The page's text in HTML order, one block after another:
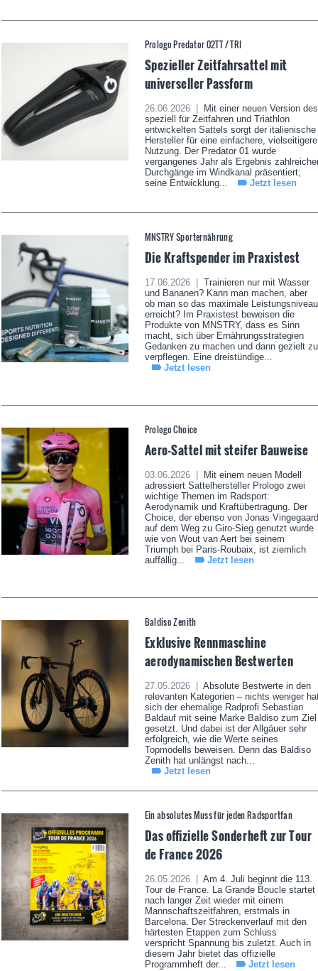
Prologo Predator 02TT / TRI
Spezieller Zeitfahrsattel mit
universeller Passform
26.06.2026 |
Mit einer neuen Version des
speziell für Zeitfahren und Triathlon
entwickelten Sattels sorgt der italienische
Hersteller für eine einfachere, vielseitigere
Nutzung. Der Predator 01 wurde
vergangenes Jahr als Ergebnis
Durchgänge im Windkanal präsentiert;
seine Entwicklung...
Jetzt lesen
MNSTRY Sporternährung
Die Kraftspender im Praxistest
17.06.2026 |
Trainieren nur mit Wasser
und Bananen? Kann man machen, aber
ob man so das maximale Leistungsniveau
erreicht? Im Praxistest beweisen die
Produkte von MNSTRY, dass es Sinn
macht, sich über Ernährungsstrategien
Gedanken zu machen und dann gezielt zu
verpflegen. Eine dreistündige...
Jetzt lesen
Prologo Choice
Aero-Sattel mit steifer Bauweise
03.06.2026 |
Mit einem neuen Modell
adressiert Sattelhersteller Prologo zwei
wichtige Themen im Radsport:
Aerodynamik und Kraftübertragung. Der
Choice, der ebenso von Jonas Vingegaard
auf dem Weg zu Giro-Sieg genutzt wurde
wie von Wout van Aert bei seinem
Triumph bei Paris-Roubaix, ist ziemlich
auffällig...
Jetzt lesen
Baldiso Zenith
Exklusive Rennmaschine
aerodynamischen Bestwerten
27.05.2026 |
Absolute Bestwerte in den
relevanten Kategorien – nichts weniger
sich der ehemalige Radprofi Sebastian
Baldauf mit seine Marke Baldiso zum Ziel
gesetzt. Und dabei ist der Allgäuer sehr
erfolgreich, wie die Werte seines
Topmodells beweisen. Denn das Baldiso
Zenith hat unlängst nach...
Jetzt lesen
Ein absolutes Muss für jeden Radsportfan
Das offizielle Sonderheft zur Tour
de France 2026
26.05.2026 |
Am 4. Juli beginnt die 113.
Tour de France. La Grande Boucle startet
nach langer Zeit wieder mit einem
Mannschaftszeitfahren, erstmals in
Barcelona. Der Streckenverlauf mit den
härtesten Etappen zum Schluss
verspricht Spannung bis zuletzt. Auch in
diesem Jahr bietet das offizielle
Programmheft der...
Jetzt lesen